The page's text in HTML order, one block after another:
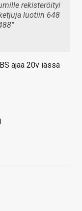
rekisteröityi
luotiin 648
ajaa 20v iässä